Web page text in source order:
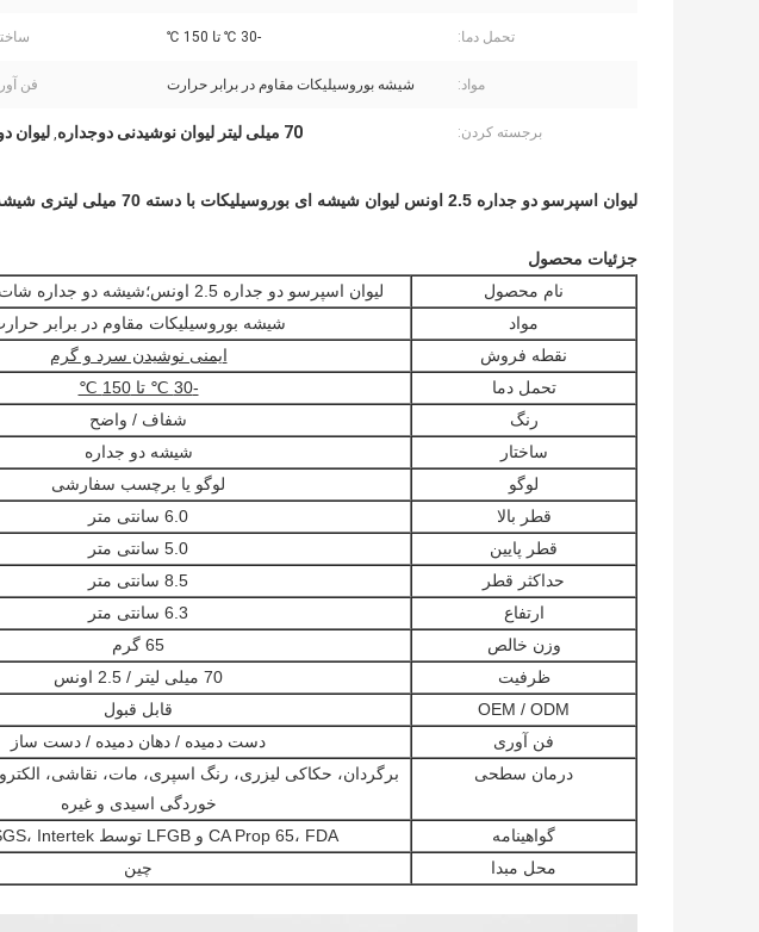
تحمل دما: -30 ℃ تا 150 ℃
مواد: شیشه بوروسیلیکات مقاوم در برابر حرارت فن
برجسته کردن: 70 میلی لیتر لیوان نوشیدنی دوجداره , لیوان
لیوان اسپرسو دو جداره 2.5 اونس لیوان شیشه ای بوروسیلیکات با دسته 70 میلی لیتری شیشه دو جداره شات شیشه ای دستی شفاف
جزئیات محصول
نام محصول
لیوان اسپرسو دو جداره 2.5 اونس؛شیشه دو جداره شات 70 میلی لیتری
مواد
شیشه بوروسیلیکات مقاوم در برابر
نقطه فروش
ایمنی نوشیدن سرد و گرم
تحمل دما
-30 ℃ تا 150 ℃
رنگ
شفاف / واضح
ساختار
شیشه دو جداره
لوگو
لوگو یا برچسب سفارشی
قطر بالا
6.0 سانتی متر
قطر پایین
5.0 سانتی متر
حداکثر قطر
8.5 سانتی متر
ارتفاع
6.3 سانتی متر
وزن خالص
65 گرم
ظرفیت
70 میلی لیتر / 2.5 اونس
OEM / ODM
قابل قبول
فن آوری
دست دمیده / دهان دمیده / دست ساز
درمان سطحی
برگردان، حکاکی لیزری، رنگ اسپری، مات، نقاشی،
خوردگی اسیدی و غیره
گواهینامه
CA Prop 65، FDA و LFGB توسط SGS، Intertek و غیره.
محل مبدا
چین